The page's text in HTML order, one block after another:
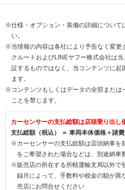
※仕様・オプション・装備の詳細について
い。
※当情報の内容は各社により予告なく変更
クルートおよびLINEヤフー株式会社は
証するものではなく、当コンテンツに
ます。
※コンテンツもしくはデータの全部または
ことを禁じます。
カーセンサーの支払総額は店頭乗り出し
支払総額（税込） ＝ 車両本体価格＋諸
※カーセンサーの支払総額は店頭納車を
をご希望された場合などは、別途納車
※販売店の所在する所轄運輸支局以外で
録月によって、手数料や税金の額が異
売店にお問合せください